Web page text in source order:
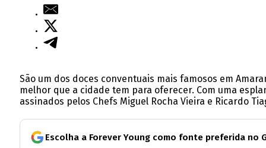
São um dos doces conventuais mais famosos em
melhor que a cidade tem para oferecer. Com uma
assinados pelos Chefs Miguel Rocha Vieira e Ricardo
Escolha a Forever Young como fonte preferida no